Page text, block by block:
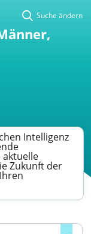
Suche ändern
Intelligenz
aktuelle
Zukunft der